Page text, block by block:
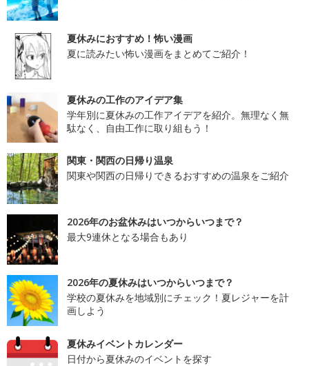
夏休みにおすすめ！怖い漫画
夏に読みたい怖い漫画をまとめてご紹介！
夏休みの工作のアイデア集
学年別に夏休みの工作アイデアを紹介。無理なく無
駄なく、自由工作に取り組もう！
関東・関西の日帰り温泉
関東や関西の日帰りできるおすすめの温泉をご紹介
2026年のお盆休みはいつからいつまで？
最大9連休となる場合もあり
2026年の夏休みはいつからいつまで？
学校の夏休みを地域別にチェック！夏レジャーを計
画しよう
夏休みイベントカレンダー
日付から夏休みのイベントを探す